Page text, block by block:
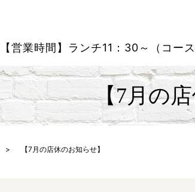
【営業時間】ランチ11：30～（コー
【7月の
【7月の店休のお知らせ】